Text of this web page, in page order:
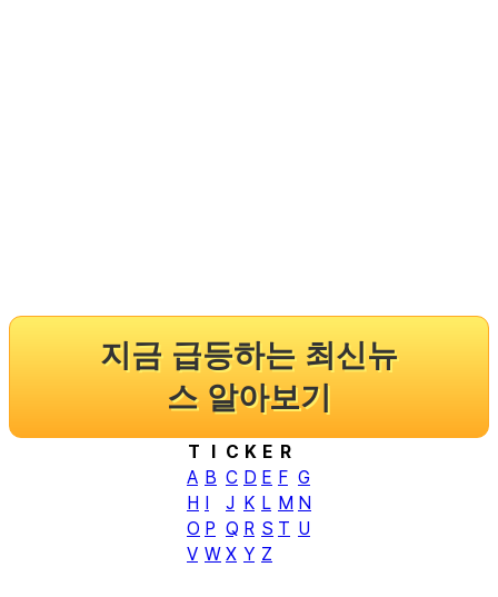
지금 급등하는 최신뉴
스 알아보기
T C K E R
A B C D E F G
H
J K L M N
O P Q R S T U
V W X Y Z